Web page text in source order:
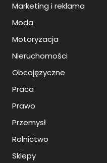
Marketing i reklama
Moda
Motoryzacja
Nieruchomości
Obcojęzyczne
Praca
Prawo
Przemysł
Rolnictwo
Sklepy